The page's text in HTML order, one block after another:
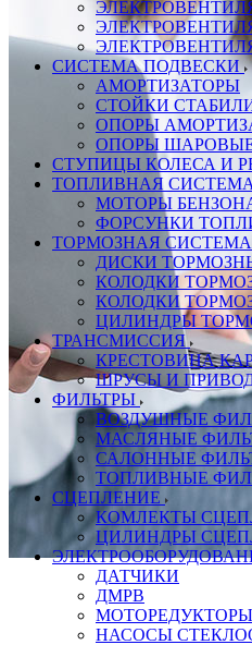
СИСТЕМА ПОДВЕСКИ
АМОРТИЗАТОРЫ
СТОЙКИ
ОПОРЫ
ОПОРЫ
СТУПИЦЫ КОЛЕСА И
ТОПЛИВНАЯ СИСТЕМА
МОТОРЫ
ФОРСУНКИ
ТОРМОЗНАЯ СИСТЕМА
ДИСКИ
КОЛОДКИ
КОЛОДКИ
ЦИЛИНДРЫ
ТРАНСМИССИЯ
КРЕСТОВИНА
ШРУСЫ И
ФИЛЬТРЫ
ВОЗДУШНЫЕ
МАСЛЯНЫЕ
САЛОННЫЕ
ТОПЛИВНЫЕ
СЦЕПЛЕНИЕ
КОМЛЕКТЫ
ЦИЛИНДРЫ
ДАТЧИКИ
ДМРВ
НАСОСЫ